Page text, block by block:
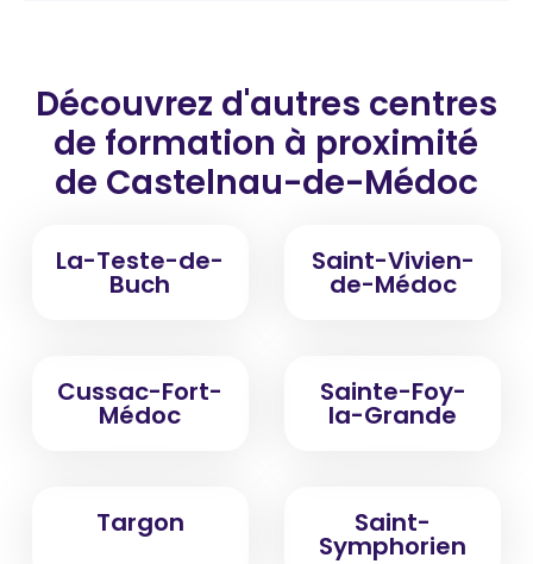
Découvrez d'autres centres
de formation à proximité
de Castelnau-de-Médoc
La-Teste-de-
Buch
Saint-Vivien-
de-Médoc
Cussac-Fort-
Médoc
Sainte-Foy-
la-Grande
Targon Saint-
Symphorien